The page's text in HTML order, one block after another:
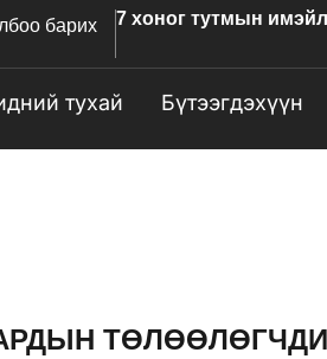
барих 7 хоног тутмын
тухай Бүтээгдэхүүн